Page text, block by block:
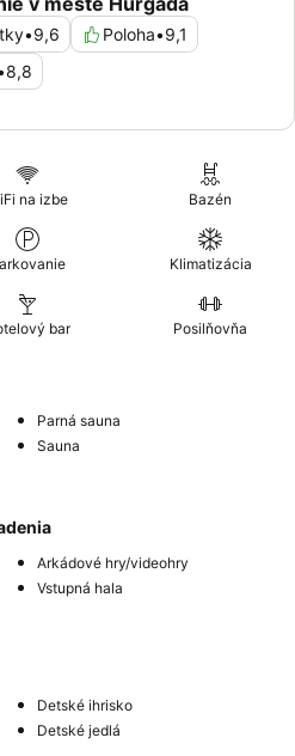
•9,6 Poloha•9,1
8,8
na izbe Bazén
Klimatizácia
bar Posilňovňa
Parná sauna
Sauna
Arkádové hry/videohry
Vstupná hala
Detské ihrisko
Detské jedlá